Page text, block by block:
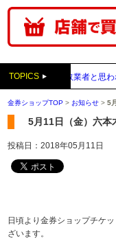
TOPICS
が先払い買取業者と思われる
金券ショップTOP > お知らせ >5
5月11日（金）六本
投稿日：2018年05月11日
日頃より金券ショップチケ
ざいます。